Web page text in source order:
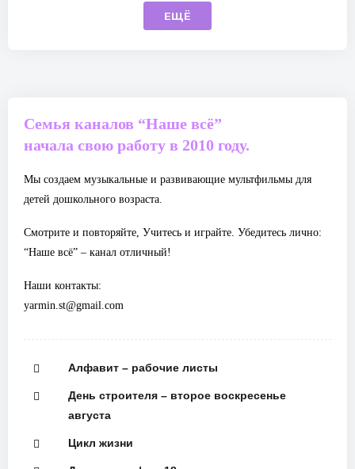
ЕЩЁ
Семья каналов “Наше всё”
начала свою работу в 2010 году.
Мы создаем музыкальные и развивающие мультфильмы для
детей дошкольного возраста.
Смотрите и повторяйте, Учитесь и играйте. Убедитесь лично:
“Наше всё” – канал отличный!
Наши контакты:
yarmin.st@gmail.com
Алфавит – рабочие листы
День строителя – второе воскресенье
августа
Цикл жизни